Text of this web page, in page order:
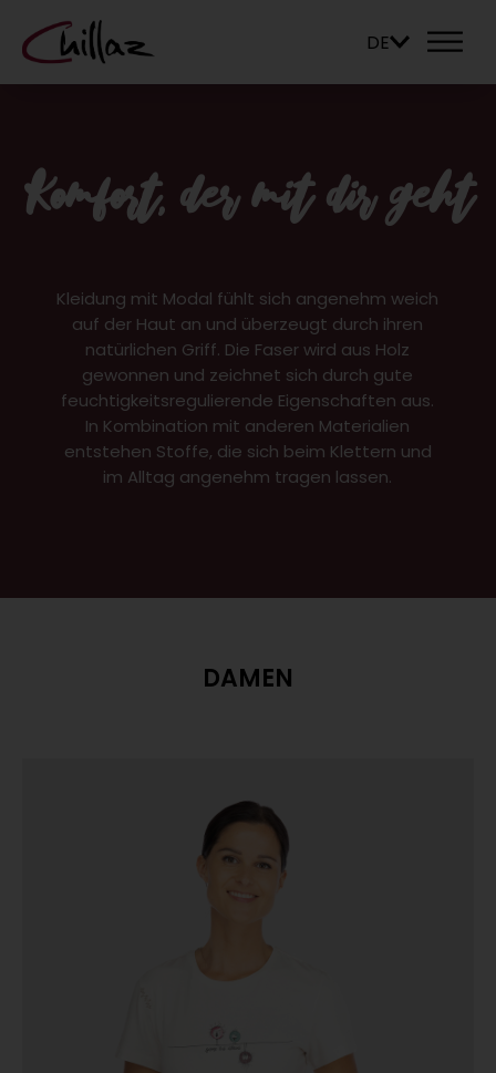
DE
Komfort, der mit dir geht
Kleidung mit Modal fühlt sich angenehm weich
auf der Haut an und überzeugt durch ihren
natürlichen Griff. Die Faser wird aus Holz
gewonnen und zeichnet sich durch gute
feuchtigkeitsregulierende Eigenschaften aus.
In Kombination mit anderen Materialien
entstehen Stoffe, die sich beim Klettern und
im Alltag angenehm tragen lassen.
DAMEN